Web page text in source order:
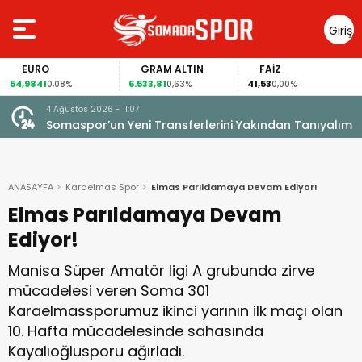
Giriş
Yap
EURO
54,98410,08%
GRAM ALTIN
6.533,810,63%
FAİZ
41,530,00%
4 Ağustos 2026 - 11:07
Somaspor’un Yeni Transferlerini Yakından Tanıyalım
ANASAYFA Karaelmas Spor Elmas Parıldamaya Devam Ediyor!
Elmas Parıldamaya Devam
Ediyor!
Manisa Süper Amatör ligi A grubunda zirve
mücadelesi veren Soma 301
Karaelmassporumuz ikinci yarının ilk maçı olan
10. Hafta mücadelesinde sahasında
Kayalıoğlusporu ağırladı.